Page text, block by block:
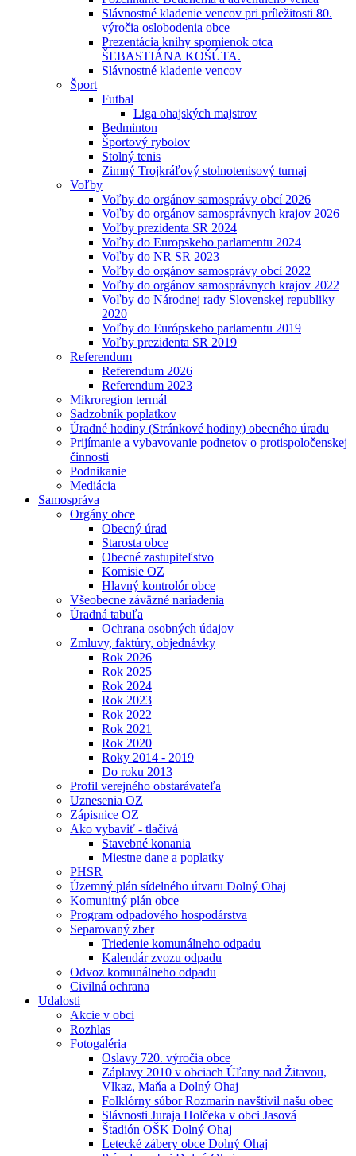
Slávnostné kladenie vencov pri príležitosti 80.
výročia oslobodenia obce
Prezentácia knihy spomienok otca
ŠEBASTIÁNA KOŠÚTA.
Slávnostné kladenie vencov
Šport
Futbal
Liga ohajských majstrov
Bedminton
Športový rybolov
Stolný tenis
Zimný Trojkráľový stolnotenisový turnaj
Voľby
Voľby do orgánov samosprávy obcí 2026
Voľby do orgánov samosprávnych krajov 2026
Voľby prezidenta SR 2024
Voľby do Europskeho parlamentu 2024
Voľby do NR SR 2023
Voľby do orgánov samosprávy obcí 2022
Voľby do orgánov samosprávnych krajov 2022
Voľby do Národnej rady Slovenskej republiky
2020
Voľby do Európskeho parlamentu 2019
Voľby prezidenta SR 2019
Referendum
Referendum 2026
Referendum 2023
Mikroregion termál
Sadzobník poplatkov
Úradné hodiny (Stránkové hodiny) obecného úradu
Prijímanie a vybavovanie podnetov o protispoločenskej
činnosti
Podnikanie
Mediácia
Samospráva
Orgány obce
Obecný úrad
Starosta obce
Obecné zastupiteľstvo
Komisie OZ
Hlavný kontrolór obce
Všeobecne záväzné nariadenia
Úradná tabuľa
Ochrana osobných údajov
Zmluvy, faktúry, objednávky
Rok 2026
Rok 2025
Rok 2024
Rok 2023
Rok 2022
Rok 2021
Rok 2020
Roky 2014 - 2019
Do roku 2013
Profil verejného obstarávateľa
Uznesenia OZ
Zápisnice OZ
Ako vybaviť - tlačivá
Stavebné konania
Miestne dane a poplatky
PHSR
Územný plán sídelného útvaru Dolný Ohaj
Komunitný plán obce
Program odpadového hospodárstva
Separovaný zber
Triedenie komunálneho odpadu
Kalendár zvozu odpadu
Odvoz komunálneho odpadu
Civilná ochrana
Udalosti
Akcie v obci
Rozhlas
Fotogaléria
Oslavy 720. výročia obce
Záplavy 2010 v obciach Úľany nad Žitavou,
Vlkaz, Maňa a Dolný Ohaj
Folklórny súbor Rozmarín navštívil našu obec
Slávnosti Juraja Holčeka v obci Jasová
Štadión OŠK Dolný Ohaj
Letecké zábery obce Dolný Ohaj